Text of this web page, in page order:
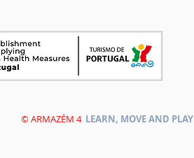
© ARMAZÉM 4 LEARN, MOVE AND PLAY